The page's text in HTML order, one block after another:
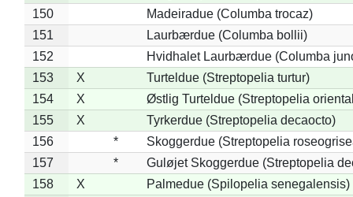
150
Madeiradue (Columba trocaz)
151
Laurbærdue (Columba bollii)
152
Hvidhalet Laurbærdue (Columba
153
X
Turteldue (Streptopelia turtur)
154
X
Østlig Turteldue (Streptopelia
155
X
Tyrkerdue (Streptopelia decaocto)
156
*
Skoggerdue (Streptopelia
157
*
Guløjet Skoggerdue (Streptopelia
158
X
Palmedue (Spilopelia senegalensis)